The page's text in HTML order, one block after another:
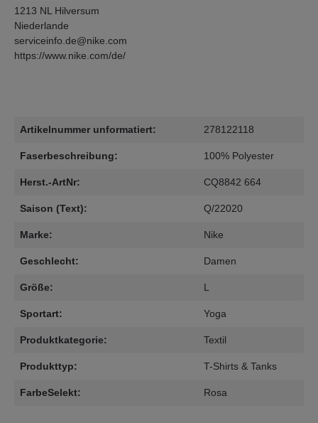
1213 NL Hilversum
Niederlande
serviceinfo.de@nike.com
https://www.nike.com/de/
Artikelnummer unformatiert: 278122118
Faserbeschreibung: 100% Polyester
Herst.-ArtNr: CQ8842 664
Saison (Text): Q/22020
Marke: Nike
Geschlecht: Damen
Größe: L
Sportart: Yoga
Produktkategorie: Textil
Produkttyp: T-Shirts & Tanks
FarbeSelekt: Rosa